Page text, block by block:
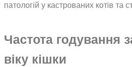
патологій у кастрованих котів та
Частота годування
віку кішки